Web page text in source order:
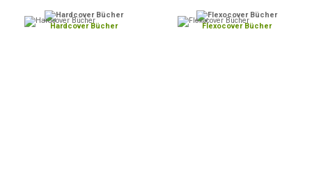
Hardcover Bücher Flexocover Bücher